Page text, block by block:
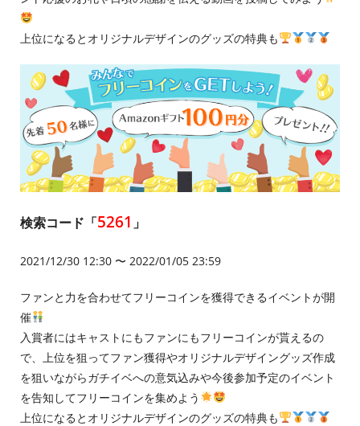
上位になるとオリジナルデザインのグッズの特典も
検索コード「5261 」
2021/12/30 12:30 〜 2022/01/05 23:59
ファンと力を合わせてフリーコインを獲得できるイベントが開
催
入賞者にはキャストにもファンにもフリーコインが貰えるの
で、上位を狙ってファン獲得やオリジナルデザイングッズ作成
を狙いながらガチイベへの意気込みや今後参加予定のイベント
を告知してフリーコインを集めよう
上位になるとオリジナルデザインのグッズの特典も